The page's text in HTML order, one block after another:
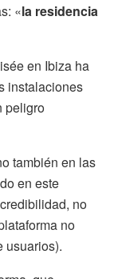
«la residencia
en Ibiza ha
instalaciones
peligro
también en las
en este
no
no
usuarios).